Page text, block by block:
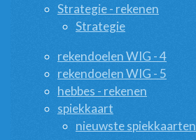
Strategie - rekenen
Strategie
rekendoelen WIG - 4
rekendoelen WIG - 5
hebbes - rekenen
spiekkaart
nieuwste spiekkaarten